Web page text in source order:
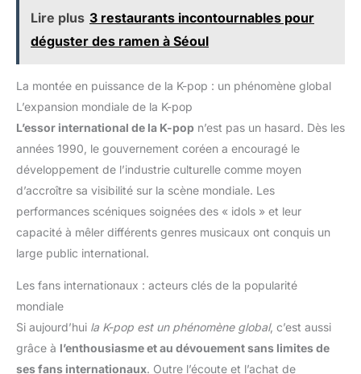
articulés, peluches, vêtements, jeux de société et bien plus
encore.
Lire plus 3 restaurants incontournables pour
déguster des ramen à Séoul
La montée en puissance de la K-pop : un phénomène global
L’expansion mondiale de la K-pop
L’essor international de la K-pop n’est pas un hasard. Dès les
années 1990, le gouvernement coréen a encouragé le
développement de l’industrie culturelle comme moyen
d’accroître sa visibilité sur la scène mondiale. Les
performances scéniques soignées des « idols » et leur
capacité à mêler différents genres musicaux ont conquis un
large public international.
Les fans internationaux : acteurs clés de la popularité
mondiale
Si aujourd’hui la K-pop est un phénomène global, c’est aussi
grâce à l’enthousiasme et au dévouement sans limites de
ses fans internationaux. Outre l’écoute et l’achat de